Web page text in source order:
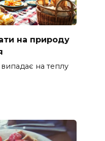
на природу
на теплу